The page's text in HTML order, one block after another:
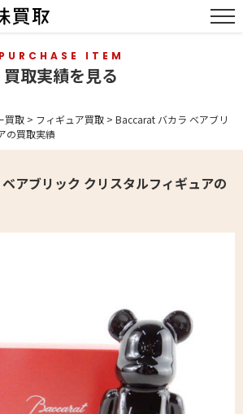
PURCHASE ITEM
買取実績を見る
買取 > フィギュア買取 > Baccarat バカラ ベアブリ
の買取実績
アブリック クリスタルフィギュアの